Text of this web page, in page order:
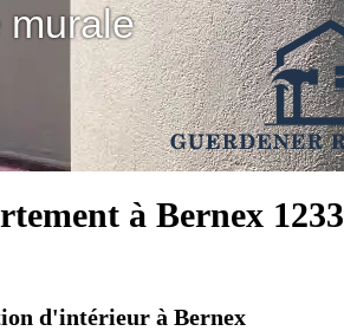
murale
à Bernex 1233
d'intérieur à Bernex